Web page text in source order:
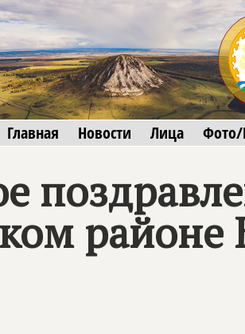
Главная Новости Лица